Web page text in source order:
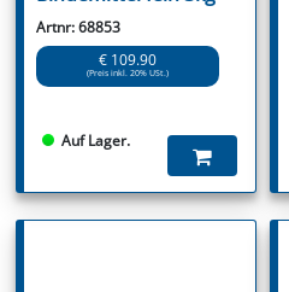
Artnr: 68853
€ 109.90
(Preis inkl. 20% USt.)
Auf Lager.